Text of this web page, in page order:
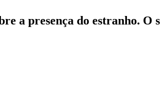
a presença do estranho. O